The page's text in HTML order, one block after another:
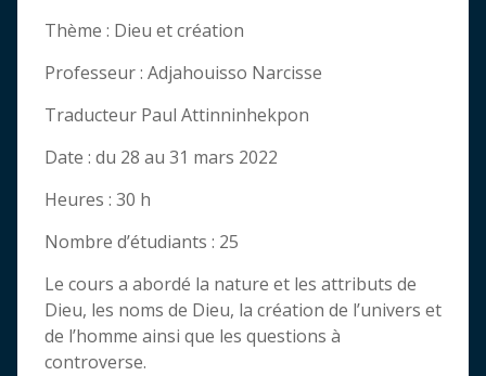
Thème : Dieu et création
Professeur : Adjahouisso Narcisse
Traducteur Paul Attinninhekpon
Date : du 28 au 31 mars 2022
Heures : 30 h
Nombre d’étudiants : 25
Le cours a abordé la nature et les attributs de
Dieu, les noms de Dieu, la création de l’univers et
de l’homme ainsi que les questions à
controverse.